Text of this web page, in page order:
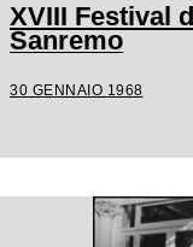
XVIII Festival
Sanremo
30 GENNAIO 1968